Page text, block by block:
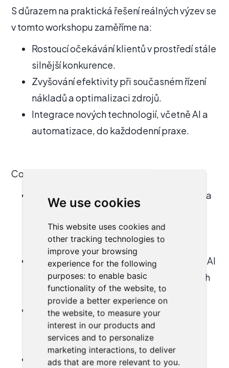
We use cookies
This website uses cookies and
other tracking technologies to
improve your browsing
experience for the following
purposes: to enable basic
functionality of the website, to
provide a better experience on
the website, to measure your
interest in our products and
services and to personalize
marketing interactions, to deliver
ads that are more relevant to you.
S důrazem na praktická řešení reálných výzev se
v tomto workshopu zaměříme na:
Rostoucí očekávání klientů v prostředí stále
silnější konkurence.
Zvyšování efektivity při současném řízení
nákladů a optimalizaci zdrojů.
Integrace nových technologií, včetně AI a
automatizace, do každodenní praxe.
Co vám workshop přinese:
Osvědčené postupy – Vytvoření agilního a
klientsky orientovaného právního týmu,
který se dokáže přizpůsobit měnícím se
požadavkům.
Inovativní nástroje – Využití analýzy dat a AI
řešení pro efektivnější řízení každodenních
operací a zlepšení výsledků.
Efektivní procesy – Optimalizace
pracovních postupů pro maximální
přidanou hodnotu pro klienty i kancelář.
Strategický přístup – Nové perspektivy a